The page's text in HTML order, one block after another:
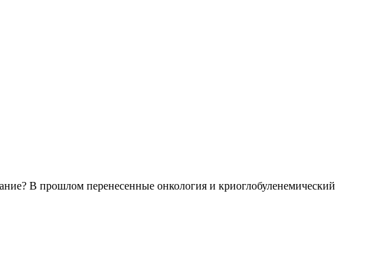
В прошлом перенесенные онкология и криоглобуленемический